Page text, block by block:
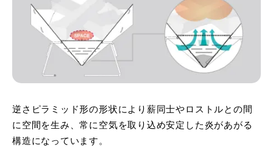
逆さピラミッド形の形状により薪同士やロストルとの間
に空間を生み、常に空気を取り込め安定した炎があがる
構造になっています。